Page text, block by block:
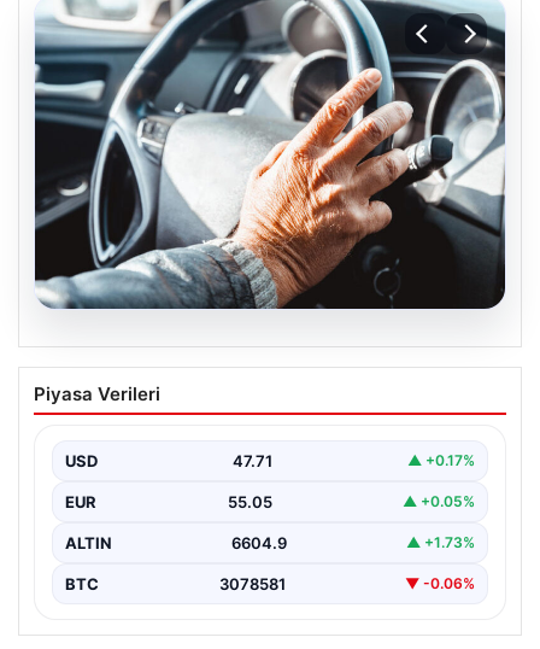
Emekliye ÖTV’siz araç verilecek mi,
yasa çıkacak mı? Milyonlarca emekli
Piyasa Verileri
USD 47.71 ▲ +0.17%
EUR 55.05 ▲ +0.05%
ALTIN 6604.9 ▲ +1.73%
BTC 3078581 ▼ -0.06%